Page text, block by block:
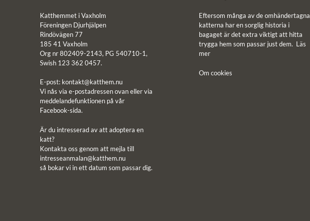
Katthemmet i Vaxholm
Föreningen Djurhjälpen
Rindövägen 77
185 41 Vaxholm
Org nr 802409-2143, PG 540710-1,
Swish 123 362 0457.
E-post: kontakt@katthem.nu
Vi nås via e-postadressen ovan eller via
meddelandefunktionen på vår
Facebook-sida.
Är du intresserad av att adoptera en
katt?
Kontakta oss genom att mejla till
intresseanmalan@katthem.nu
så bokar vi in ett datum som passar dig.
Eftersom många av de omhändertagna
katterna har en sorglig historia i
bagaget är det extra viktigt att hitta
trygga hem som passar just dem. Läs
mer
Om cookies